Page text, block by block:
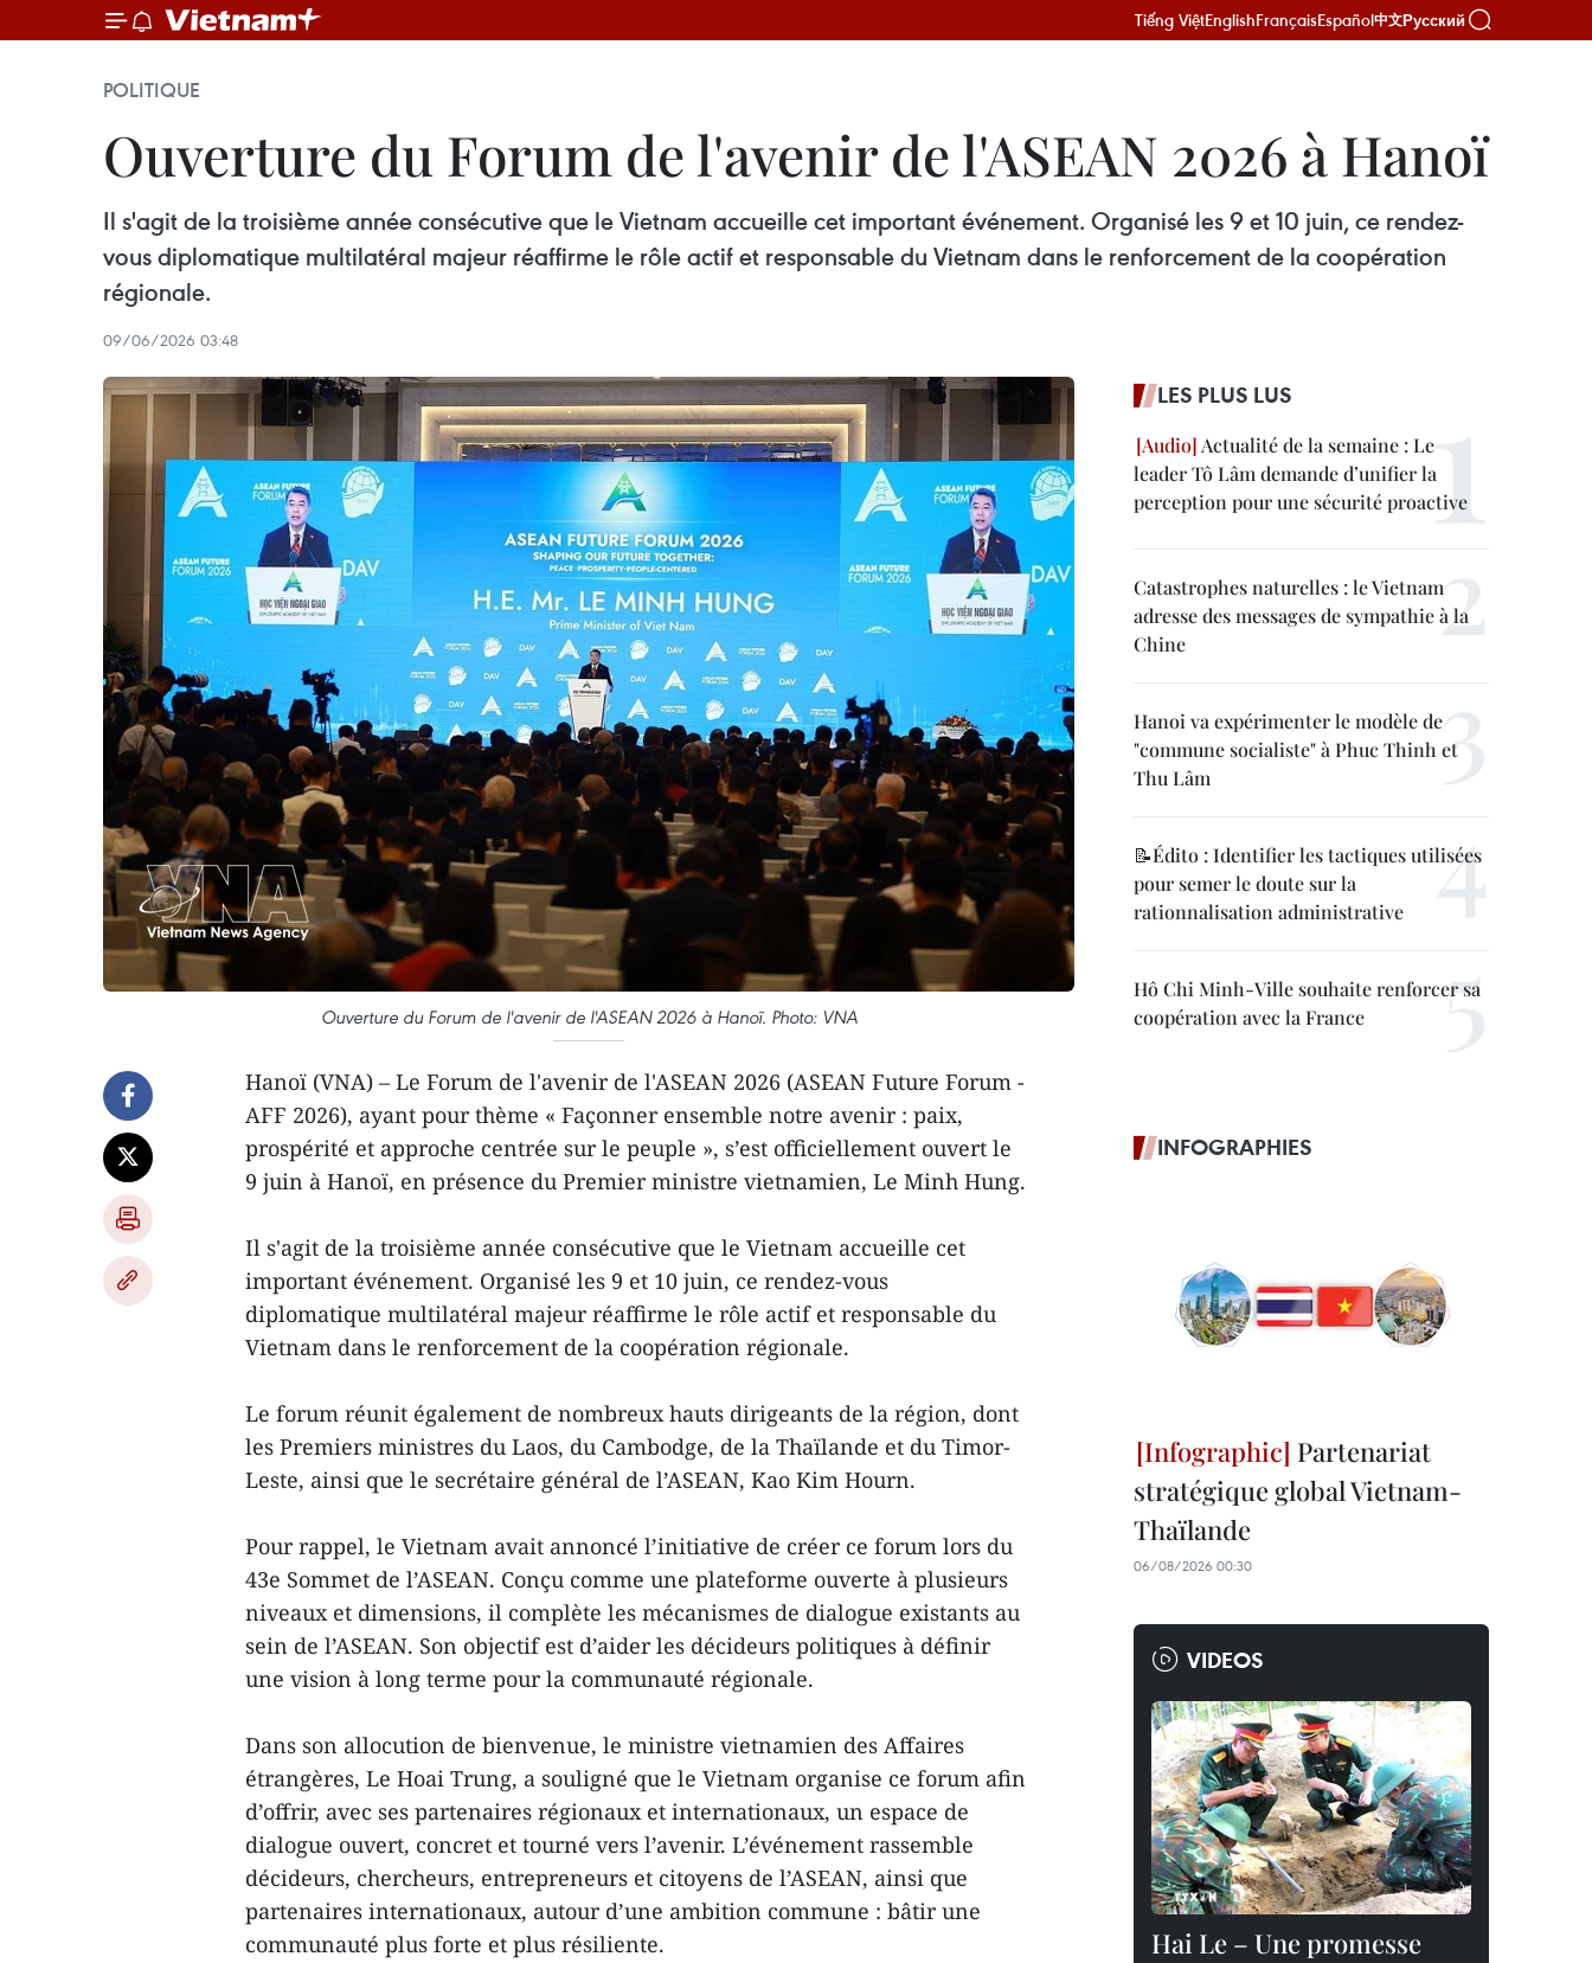
Tiếng ViệtEnglishFrançaisEspañol中文Русский
POLITIQUE
Ouverture du Forum de l'avenir de l'ASEAN 2026 à Hanoï
Il s'agit de la troisième année consécutive que le Vietnam accueille cet important événement. Organisé les 9 et 10 juin, ce rendez-
vous diplomatique multilatéral majeur réaffirme le rôle actif et responsable du Vietnam dans le renforcement de la coopération
régionale.
09/06/2026 03:48
Ouverture du Forum de l'avenir de l'ASEAN 2026 à Hanoï. Photo: VNA
Hanoï (VNA) – Le Forum de l'avenir de l'ASEAN 2026 (ASEAN Future Forum -
AFF 2026), ayant pour thème « Façonner ensemble notre avenir : paix,
prospérité et approche centrée sur le peuple », s’est officiellement ouvert le
9 juin à Hanoï, en présence du Premier ministre vietnamien, Le Minh Hung.
Il s'agit de la troisième année consécutive que le Vietnam accueille cet
important événement. Organisé les 9 et 10 juin, ce rendez-vous
diplomatique multilatéral majeur réaffirme le rôle actif et responsable du
Vietnam dans le renforcement de la coopération régionale.
Le forum réunit également de nombreux hauts dirigeants de la région, dont
les Premiers ministres du Laos, du Cambodge, de la Thaïlande et du Timor-
Leste, ainsi que le secrétaire général de l’ASEAN, Kao Kim Hourn.
Pour rappel, le Vietnam avait annoncé l’initiative de créer ce forum lors du
43e Sommet de l’ASEAN. Conçu comme une plateforme ouverte à plusieurs
niveaux et dimensions, il complète les mécanismes de dialogue existants au
sein de l’ASEAN. Son objectif est d’aider les décideurs politiques à définir
une vision à long terme pour la communauté régionale.
Dans son allocution de bienvenue, le ministre vietnamien des Affaires
étrangères, Le Hoai Trung, a souligné que le Vietnam organise ce forum afin
d’offrir, avec ses partenaires régionaux et internationaux, un espace de
dialogue ouvert, concret et tourné vers l’avenir. L’événement rassemble
décideurs, chercheurs, entrepreneurs et citoyens de l’ASEAN, ainsi que
partenaires internationaux, autour d’une ambition commune : bâtir une
communauté plus forte et plus résiliente.
LES PLUS LUS
Actualité de la semaine : Le
leader Tô Lâm demande d’unifier la
perception pour une sécurité proactive
Catastrophes naturelles : le Vietnam
adresse des messages de sympathie à la
Chine
Hanoi va expérimenter le modèle de
"commune socialiste" à Phuc Thinh et
Thu Lâm
📝Édito : Identifier les tactiques utilisées
pour semer le doute sur la
rationnalisation administrative
Hô Chi Minh-Ville souhaite renforcer sa
coopération avec la France
INFOGRAPHIES
Partenariat
stratégique global Vietnam-
Thaïlande
06/08/2026 00:30
VIDEOS
Hai Le – Une promesse